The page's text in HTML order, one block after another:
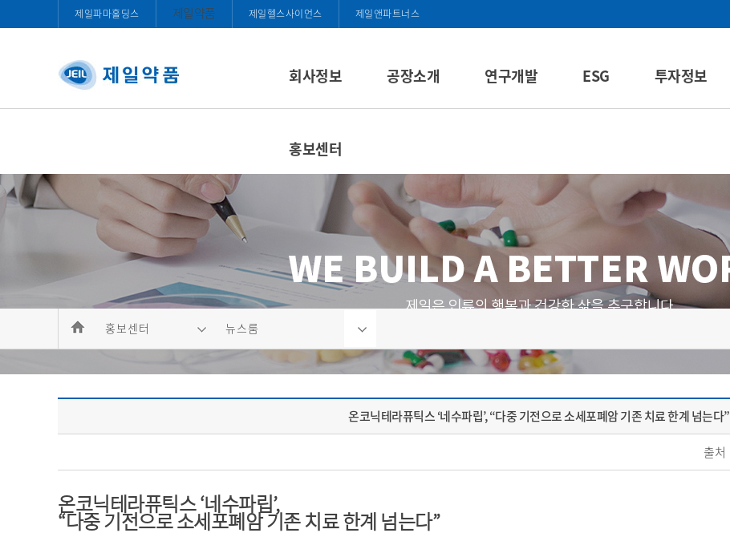
제일파마홀딩스 제일약품 제일헬스사이언스 제일앤파트너스
회사정보 공장소개 연구개발 ESG 투자정보
홍보센터
홍보센터 뉴스룸
온코닉테라퓨틱스 ‘네수파립’, “다중 기전으로 소세포폐암 기존 치료 한계 넘는다”
출처
온코닉테라퓨틱스‘네수파립’,
“다중 기전으로 소세포폐암 기존 치료 한계 넘는다”